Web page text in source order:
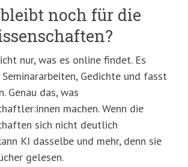
noch für die
nur, was es online findet. Es
Gedichte und fasst
Genau das, was
machen. Wenn die
sich nicht deutlich
KI dasselbe und mehr, denn sie
gelesen.